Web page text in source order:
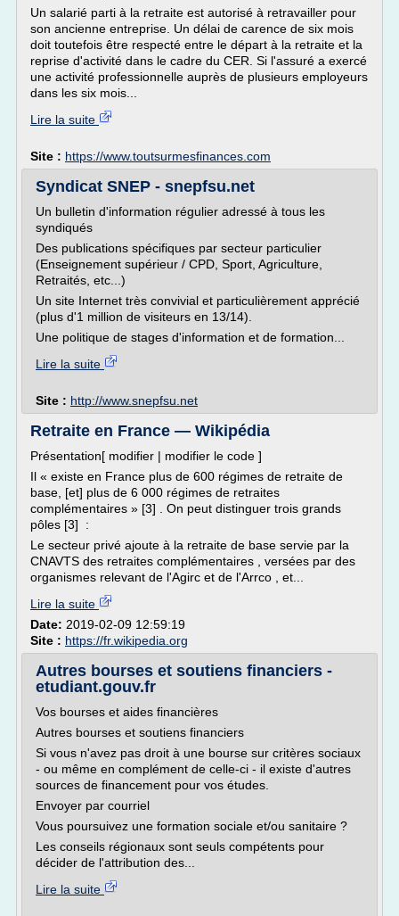
Un salarié parti à la retraite est autorisé à retravailler pour
son ancienne entreprise. Un délai de carence de six mois
doit toutefois être respecté entre le départ à la retraite et la
reprise d'activité dans le cadre du CER. Si l'assuré a exercé
une activité professionnelle auprès de plusieurs employeurs
dans les six mois...
Lire la suite
Site : https://www.toutsurmesfinances.com
Syndicat SNEP - snepfsu.net
Un bulletin d'information régulier adressé à tous les
syndiqués
Des publications spécifiques par secteur particulier
(Enseignement supérieur / CPD, Sport, Agriculture,
Retraités, etc...)
Un site Internet très convivial et particulièrement apprécié
(plus d'1 million de visiteurs en 13/14).
Une politique de stages d'information et de formation...
Lire la suite
Site : http://www.snepfsu.net
Retraite en France — Wikipédia
Présentation[ modifier | modifier le code ]
Il « existe en France plus de 600 régimes de retraite de
base, [et] plus de 6 000 régimes de retraites
complémentaires » [3] . On peut distinguer trois grands
pôles [3] :
Le secteur privé ajoute à la retraite de base servie par la
CNAVTS des retraites complémentaires , versées par des
organismes relevant de l'Agirc et de l'Arrco , et...
Lire la suite
Date: 2019-02-09 12:59:19
Site : https://fr.wikipedia.org
Autres bourses et soutiens financiers -
etudiant.gouv.fr
Vos bourses et aides financières
Autres bourses et soutiens financiers
Si vous n'avez pas droit à une bourse sur critères sociaux
- ou même en complément de celle-ci - il existe d'autres
sources de financement pour vos études.
Envoyer par courriel
Vous poursuivez une formation sociale et/ou sanitaire ?
Les conseils régionaux sont seuls compétents pour
décider de l'attribution des...
Lire la suite